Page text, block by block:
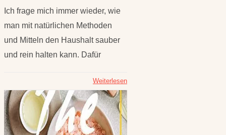
Ich frage mich immer wieder, wie
man mit natürlichen Methoden
und Mitteln den Haushalt sauber
und rein halten kann. Dafür
Weiterlesen